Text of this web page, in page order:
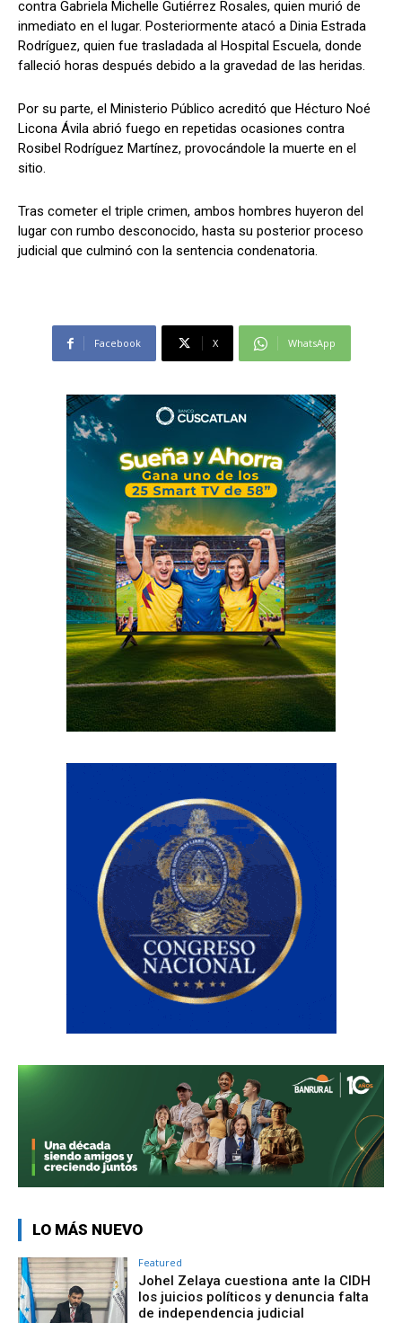
contra Gabriela Michelle Gutiérrez Rosales, quien murió de
inmediato en el lugar. Posteriormente atacó a Dinia Estrada
Rodríguez, quien fue trasladada al Hospital Escuela, donde
falleció horas después debido a la gravedad de las heridas.
Por su parte, el Ministerio Público acreditó que Hécturo Noé
Licona Ávila abrió fuego en repetidas ocasiones contra
Rosibel Rodríguez Martínez, provocándole la muerte en el
sitio.
Tras cometer el triple crimen, ambos hombres huyeron del
lugar con rumbo desconocido, hasta su posterior proceso
judicial que culminó con la sentencia condenatoria.
Facebook X WhatsApp
LO MÁS NUEVO
Featured
Johel Zelaya cuestiona ante la CIDH
los juicios políticos y denuncia falta
de independencia judicial